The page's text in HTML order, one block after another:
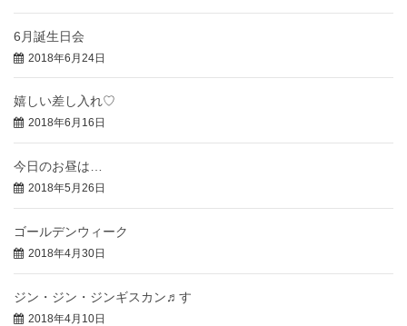
6月誕生日会
2018年6月24日
嬉しい差し入れ♡
2018年6月16日
今日のお昼は…
2018年5月26日
ゴールデンウィーク
2018年4月30日
ジン・ジン・ジンギスカン♬す
2018年4月10日